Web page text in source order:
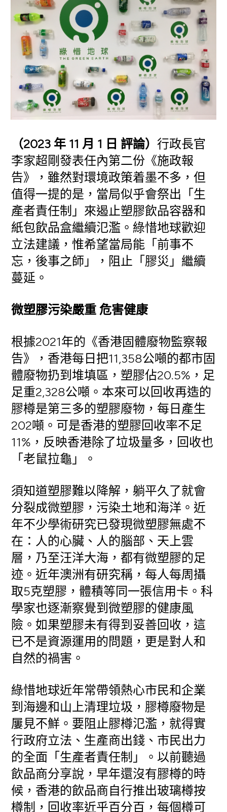
（2023 年 11 月 1 日 評論） 行政長官
李家超剛發表任內第二份《施政報
告》，雖然對環境政策着墨不多，但
值得一提的是，當局似乎會祭出「生
產者責任制」來遏止塑膠飲品容器和
紙包飲品盒繼續氾濫。綠惜地球歡迎
立法建議，惟希望當局能「前事不
忘，後事之師」，阻止「膠災」繼續
蔓延。
微塑膠污染嚴重 危害健康
根據2021年的《香港固體廢物監察報
告》，香港每日把11,358公噸的都市固
體廢物扔到堆填區，塑膠佔20.5%，足
足重2,328公噸。本來可以回收再造的
膠樽是第三多的塑膠廢物，每日產生
202噸。可是香港的塑膠回收率不足
11%，反映香港除了垃圾量多，回收也
「老鼠拉龜」。
須知道塑膠難以降解，躺平久了就會
分裂成微塑膠，污染土地和海洋。近
年不少學術研究已發現微塑膠無處不
在：人的心臟、人的腦部、天上雲
層，乃至汪洋大海，都有微塑膠的足
迹。近年澳洲有研究稱，每人每周攝
取5克塑膠，體積等同一張信用卡。科
學家也逐漸察覺到微塑膠的健康風
險。如果塑膠未有得到妥善回收，這
已不是資源運用的問題，更是對人和
自然的禍害。
綠惜地球近年常帶領熱心市民和企業
到海邊和山上清理垃圾，膠樽廢物是
屢見不鮮。要阻止膠樽氾濫，就得實
行政府立法、生產商出錢、市民出力
的全面「生產者責任制」。以前聽過
飲品商分享說，早年還沒有膠樽的時
候，香港的飲品商自行推出玻璃樽按
樽制，回收率近乎百分百，每個樽可